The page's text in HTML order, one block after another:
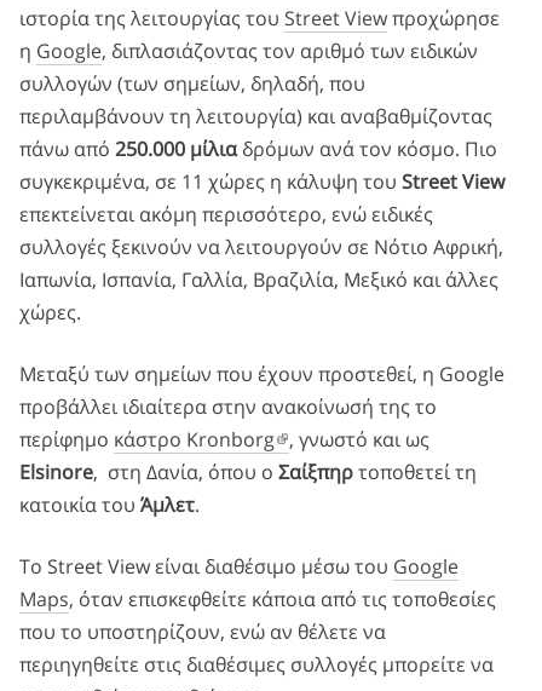
ιστορία της λειτουργίας του Street Viewπροχώρησε
η Google, διπλασιάζοντας τον αριθμό των ειδικών
συλλογών (των σημείων, δηλαδή, που
περιλαμβάνουν τη λειτουργία) και αναβαθμίζοντας
πάνω από 250.000 μίλιαδρόμων ανά τον κόσμο. Πιο
συγκεκριμένα, σε 11 χώρες η κάλυψη του Street View
επεκτείνεται ακόμη περισσότερο, ενώ ειδικές
συλλογές ξεκινούν να λειτουργούν σε Νότιο Αφρική,
Ιαπωνία, Ισπανία, Γαλλία, Βραζιλία, Μεξικό και άλλες
χώρες.
Μεταξύ των σημείων που έχουν προστεθεί, η Google
προβάλλει ιδιαίτερα στην ανακοίνωσή της το
περίφημο κάστρο Kronborg , γνωστό και ως
Elsinore, στη Δανία, όπου ο Σαίξπηρτοποθετεί τη
κατοικία του Άμλετ.
Το Street View είναι διαθέσιμο μέσω του Google
Maps, όταν επισκεφθείτε κάποια από τις τοποθεσίες
που το υποστηρίζουν, ενώ αν θέλετε να
περιηγηθείτε στις διαθέσιμες συλλογές μπορείτε να